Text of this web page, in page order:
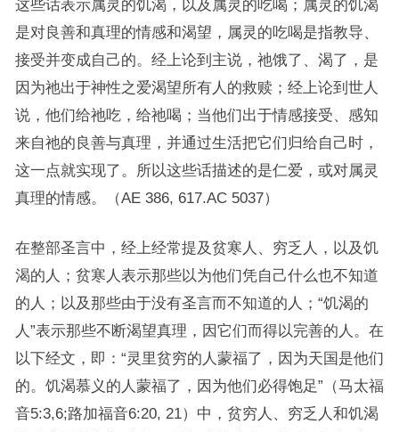
这些话表示属灵的饥渴，以及属灵的吃喝；属灵的饥渴
是对良善和真理的情感和渴望，属灵的吃喝是指教导、
接受并变成自己的。经上论到主说，祂饿了、渴了，是
因为祂出于神性之爱渴望所有人的救赎；经上论到世人
说，他们给祂吃，给祂喝；当他们出于情感接受、感知
来自祂的良善与真理，并通过生活把它们归给自己时，
这一点就实现了。所以这些话描述的是仁爱，或对属灵
真理的情感。（AE 386, 617.AC 5037）
在整部圣言中，经上经常提及贫寒人、穷乏人，以及饥
渴的人；贫寒人表示那些以为他们凭自己什么也不知道
的人；以及那些由于没有圣言而不知道的人；“饥渴的
人”表示那些不断渴望真理，因它们而得以完善的人。在
以下经文，即：“灵里贫穷的人蒙福了，因为天国是他们
的。饥渴慕义的人蒙福了，因为他们必得饱足”（马太福
音5:3,6;路加福音6:20, 21）中，贫穷人、穷乏人和饥渴